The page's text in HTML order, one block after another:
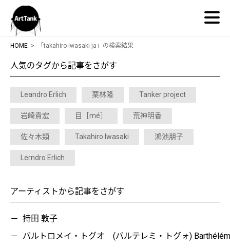
ArtTank
HOME 「takahiro-iwasaki-ja」の検索結果
人気のタグから記事をさがす
Leandro Erlich 栗林隆 Tanker project
岩崎貴宏 目［mé］ 荒神明香
佐々木類 Takahiro Iwasaki 鴻池朋子
Lerndro Erlich
アーティストから記事をさがす
持田 敦子
バルトロメイ・トグオ (バルテレミ・トグォ)